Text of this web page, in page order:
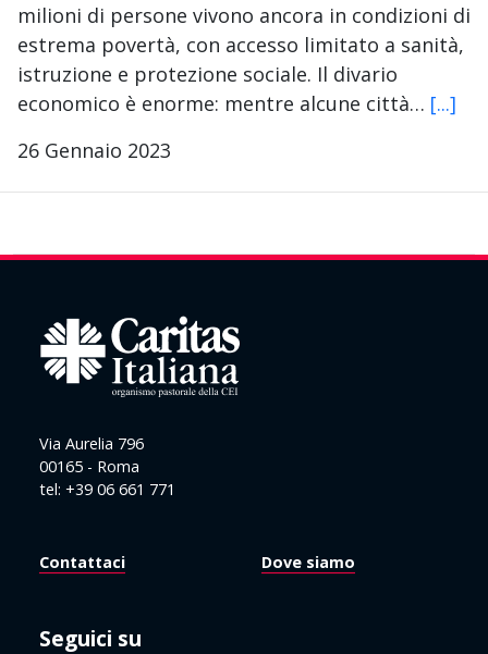
milioni di persone vivono ancora in condizioni di
estrema povertà, con accesso limitato a sanità,
istruzione e protezione sociale. Il divario
economico è enorme: mentre alcune città… [...]
26 Gennaio 2023
Via Aurelia 796
00165 - Roma
tel: +39 06 661 771
Contattaci Dove siamo
Seguici su